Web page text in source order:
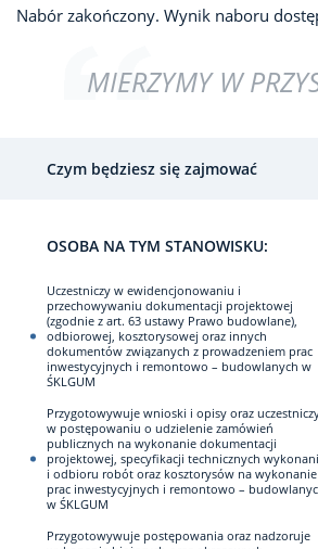
Nabór zakończony. Wynik naboru
MIERZYMY W
Czym będziesz się zajmować
OSOBA NA TYM STANOWISKU:
Uczestniczy w ewidencjonowaniu i
przechowywaniu dokumentacji projektowej
(zgodnie z art. 63 ustawy Prawo budowlane),
odbiorowej, kosztorysowej oraz innych
dokumentów związanych z prowadzeniem prac
inwestycyjnych i remontowo – budowlanych w
ŚKLGUM
Przygotowywuje wnioski i opisy oraz
w postępowaniu o udzielenie zamówień
publicznych na wykonanie dokumentacji
projektowej, specyfikacji technicznych
i odbioru robót oraz kosztorysów na wykonanie
prac inwestycyjnych i remontowo –
w ŚKLGUM
Przygotowywuje postępowania oraz nadzoruje